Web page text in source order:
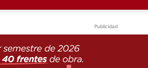
Publicidad